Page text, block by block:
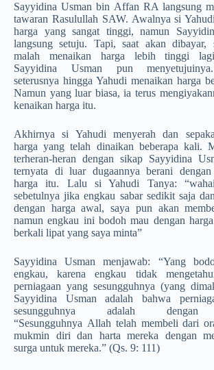
Sayyidina Usman bin Affan RA langsung
tawaran Rasulullah SAW. Awalnya si
harga yang sangat tinggi, namun
langsung setuju. Tapi, saat akan dibayar,
malah menaikan harga lebih tinggi
Sayyidina Usman pun
seterusnya hingga Yahudi menaikan harga
Namun yang luar biasa, ia terus
kenaikan harga itu.
Akhirnya si Yahudi menyerah dan
harga yang telah dinaikan beberapa kali.
terheran-heran dengan sikap Sayyidina
ternyata di luar dugaannya berani dengan
harga itu. Lalu si Yahudi Tanya:
sebetulnya jika engkau sabar sedikit saja
dengan harga awal, saya pun akan
namun engkau ini bodoh mau dengan
berkali lipat yang saya minta”
Sayyidina Usman menjawab: “Yang
engkau, karena engkau tidak
perniagaan yang sesungguhnya (yang
Sayyidina Usman adalah bahwa
sesungguhnya adalah
“Sesungguhnya Allah telah membeli dari
mukmin diri dan harta mereka dengan
surga untuk mereka.” (Qs. 9: 111)